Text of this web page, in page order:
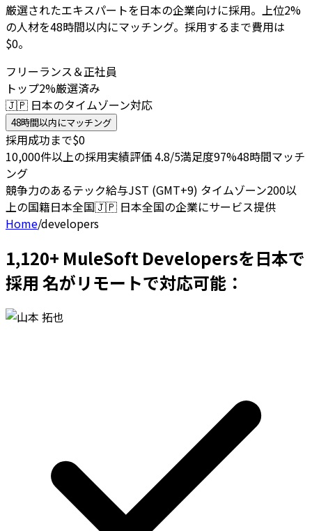
厳選されたエキスパートを日本の企業向けに採用。上位2%
の人材を48時間以内にマッチング。採用するまで費用は
$0。
フリーランス＆正社員
トップ2%厳選済み
🇯🇵 日本のタイムゾーン対応
48時間以内にマッチング
採用成功まで$0
10,000件以上の採用実績評価 4.8/5満足度97%48時間マッチ
ング
競争力のあるテック給与JST (GMT+9) タイムゾーン200以
上の国籍日本全国🇯🇵 日本全国の企業にサービス提供
Home/developers
1,120+ MuleSoft Developersを日本で
採用 名がリモートで対応可能：